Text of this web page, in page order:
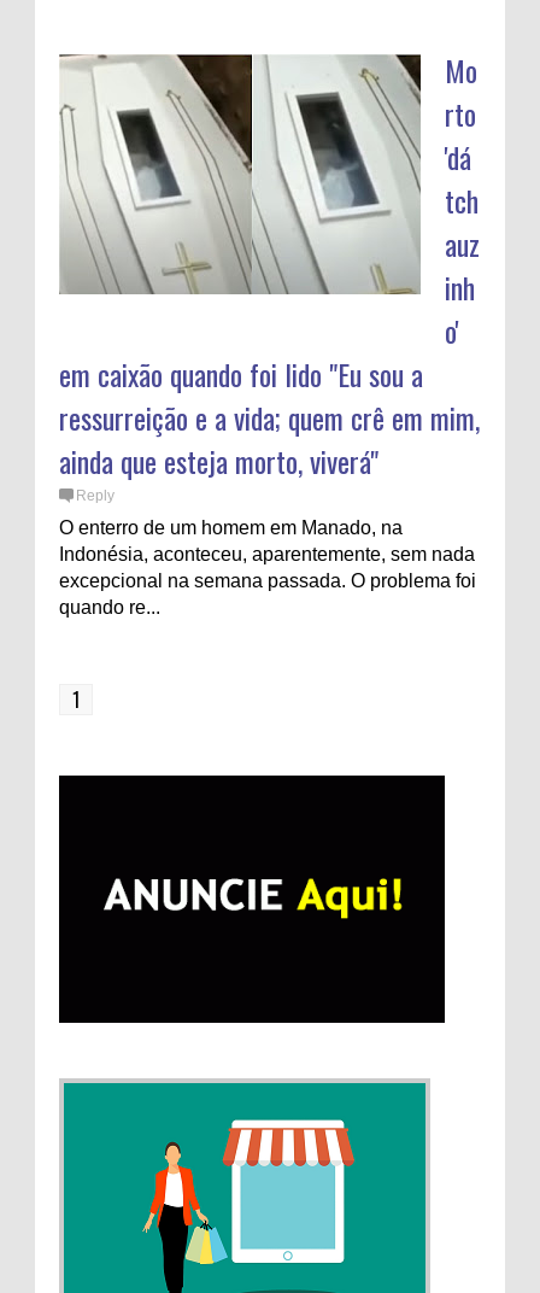
Mo
rto
'dá
tch
auz
inh
o'
em caixão quando foi lido "Eu sou a
ressurreição e a vida; quem crê em mim,
ainda que esteja morto, viverá"
Reply
O enterro de um homem em Manado, na
Indonésia, aconteceu, aparentemente, sem nada
excepcional na semana passada. O problema foi
quando re...
1